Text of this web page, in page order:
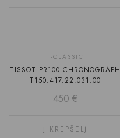
T-CLASSIC
TISSOT PR100 CHRONOGRAPH
T150.417.22.031.00
450 €
Į KREPŠELĮ